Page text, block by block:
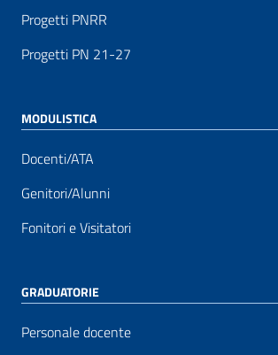
Progetti PNRR
Progetti PN 21-27
MODULISTICA
Docenti/ATA
Genitori/Alunni
Fonitori e Visitatori
GRADUATORIE
Personale docente